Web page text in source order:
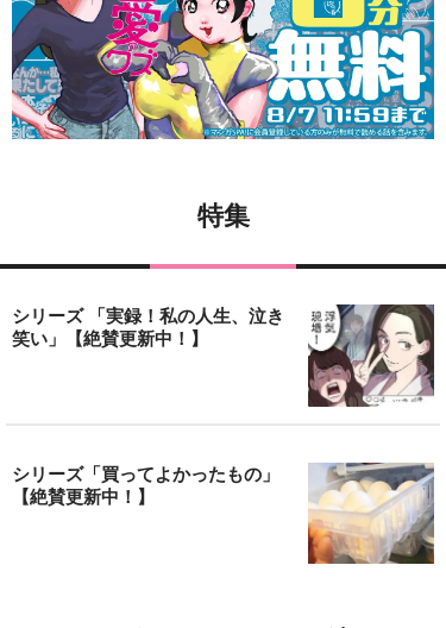
特集
シリーズ 「実録！私の人生、泣き
笑い」【絶賛更新中！】
シリーズ「買ってよかったもの」
【絶賛更新中！】